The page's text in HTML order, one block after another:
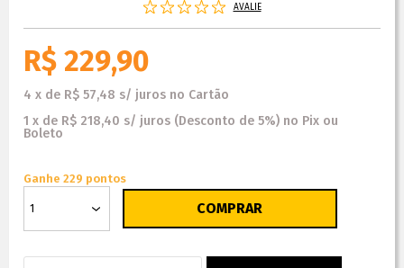
AVALIE
R$ 229,90
4 x de R$ 57,48 s/ juros no Cartão
1 x de R$ 218,40 s/ juros (Desconto de 5%) no Pix ou
Boleto
Ganhe 229 pontos